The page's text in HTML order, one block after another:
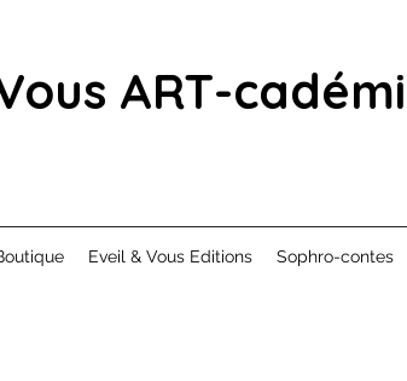
ART-
Eveil & Vous Editions Sophro-contes